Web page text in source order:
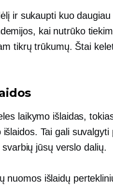
ir sukaupti kuo daugiau
kai nutrūko
tikrų trūkumų. Štai
laikymo išlaidas,
Tai gali suvalgyti
jūsų verslo dalių.
nuomos išlaidų